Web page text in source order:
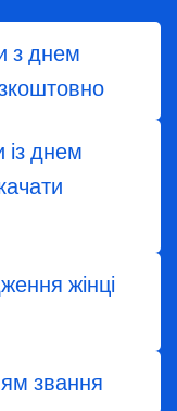
з днем
із днем
жінці
звання